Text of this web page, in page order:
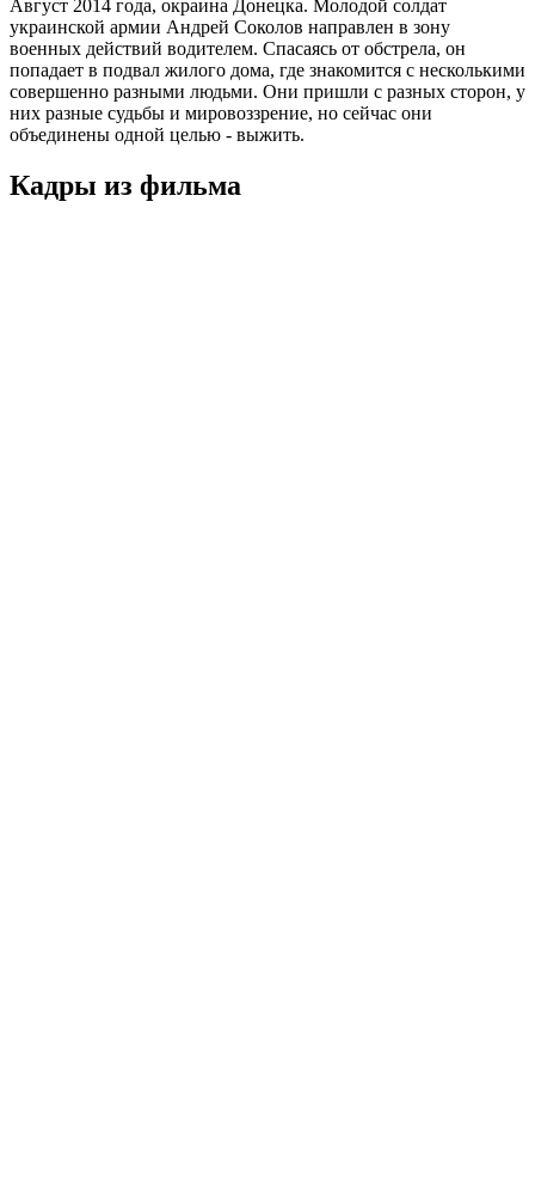
Август 2014 года, окраина Донецка. Молодой солдат
украинской армии Андрей Соколов направлен в зону
военных действий водителем. Спасаясь от обстрела, он
попадает в подвал жилого дома, где знакомится с несколькими
совершенно разными людьми. Они пришли с разных сторон, у
них разные судьбы и мировоззрение, но сейчас они
объединены одной целью - выжить.
Кадры из фильмa